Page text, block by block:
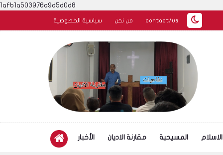
1afb1a503976a9d5d0d8
سياسية الخصوصية من نحن contact/us
الأخبار مقارنة الاديان المسيحية الاسلام